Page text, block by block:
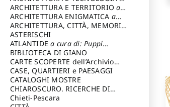
cura di: Carrara Gianfranco
ARCHITETTURA E TERRITORIOa
cura di: Pietrogrande Enrico
ARCHITETTURA ENIGMATICA a
cura di: Lenci Ruggero
ARCHITETTURA, CITTÀ, MEMORIA
a cura di: Valeriani Enrico
ASTERISCHI
ATLANTIDEa cura di: Puppi
Lionello
BIBLIOTECA DI GIANO
CARTE SCOPERTE dell’Archivio
Storico Capitolino
CASE, QUARTIERI e PAESAGGI
CATALOGHI MOSTRE
CHIAROSCURO. RICERCHE DI
STORIA E STORIA DELL'ARTE
Chieti-Pescara